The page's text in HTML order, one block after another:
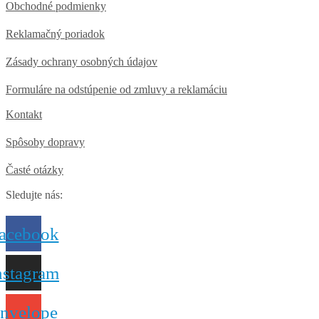
Obchodné podmienky
Reklamačný poriadok
Zásady ochrany osobných údajov
Formuláre na odstúpenie od zmluvy a reklamáciu
Kontakt
Spôsoby dopravy
Časté otázky
Sledujte nás: